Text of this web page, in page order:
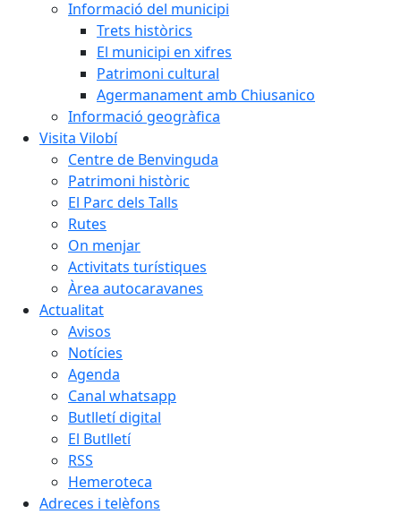
Informació del municipi
Trets històrics
El municipi en xifres
Patrimoni cultural
Agermanament amb Chiusanico
Informació geogràfica
Visita Vilobí
Centre de Benvinguda
Patrimoni històric
El Parc dels Talls
Rutes
On menjar
Activitats turístiques
Àrea autocaravanes
Actualitat
Avisos
Notícies
Agenda
Canal whatsapp
Butlletí digital
El Butlletí
RSS
Hemeroteca
Adreces i telèfons